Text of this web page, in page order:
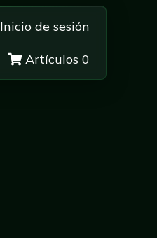
Inicio de sesión
Artículos 0